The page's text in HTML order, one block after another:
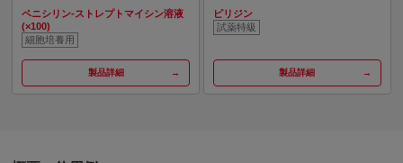
ペニシリン-ストレプトマイシン溶液
(×100)
細胞培養用
製品詳細
ピリジン
試薬特級
製品詳細